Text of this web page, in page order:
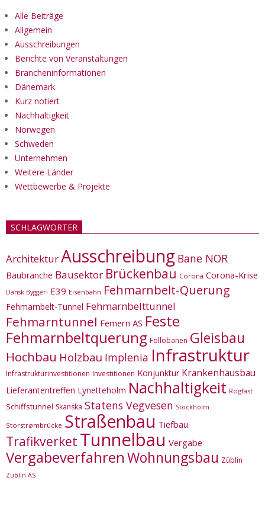
Alle Beiträge
Allgemein
Ausschreibungen
Berichte von Veranstaltungen
Brancheninformationen
Dänemark
Kurz notiert
Nachhaltigkeit
Norwegen
Schweden
Unternehmen
Weitere Länder
Wettbewerbe & Projekte
SCHLAGWÖRTER
ArchitekturAusschreibung Bane NOR
Baubranche Bausektor Brückenbau Corona Corona-Krise
Dansk Byggeri E39 Eisenbahn Fehmarnbelt-Querung
Fehmarnbelt-Tunnel Fehmarnbelttunnel
Fehmarntunnel Femern AS Feste
Fehmarnbeltquerung Follobanen Gleisbau
Hochbau Holzbau Implenia Infrastruktur
Infrastrukturinvestitionen Investitionen Konjunktur Krankenhausbau
Lieferantentreffen Lynetteholm Nachhaltigkeit Rogfast
Schiffstunnel Skanska Statens Vegvesen Stockholm
Storstrømbrücke Straßenbau Tiefbau
Trafikverket Tunnelbau Vergabe
VergabeverfahrenWohnungsbau Züblin
Züblin AS